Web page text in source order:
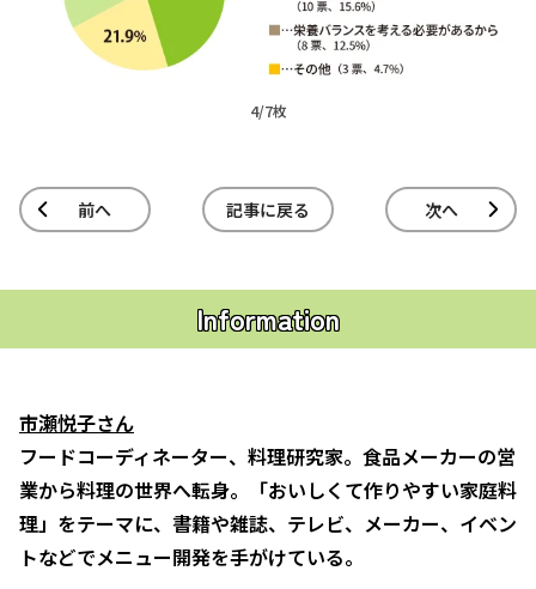
4/7枚
前へ 記事に戻る 次へ
Information
市瀬悦子さん
フードコーディネーター、料理研究家。食品メーカーの営
業から料理の世界へ転身。「おいしくて作りやすい家庭料
理」をテーマに、書籍や雑誌、テレビ、メーカー、イベン
トなどでメニュー開発を手がけている。